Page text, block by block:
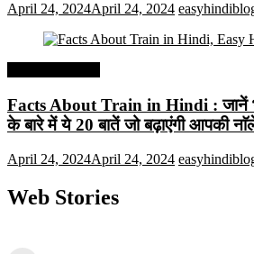
April 24, 2024April 24, 2024
Facts About Train in Hindi : जानें
के बारे में ये 20 बातें जो बढ़ाएंगी आपकी
April 24, 2024April 24, 2024
Web Stories